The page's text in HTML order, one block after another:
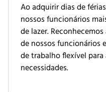
Ao adquirir dias de
nossos funcionários
de lazer.
de nossos funcionários
de trabalho flexível para
necessidades.